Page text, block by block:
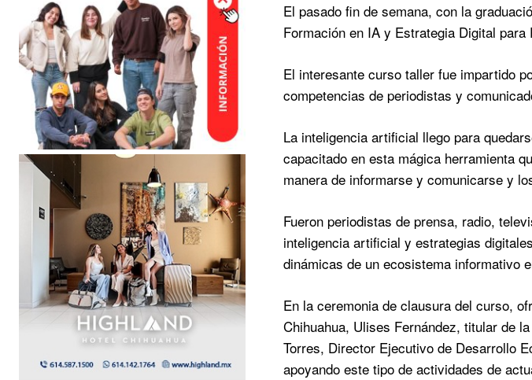
El pasado fin de semana, con la
Formación en IA y Estrategia Digital
El interesante curso taller fue impartido
competencias de periodistas y
La inteligencia artificial llego para
capacitado en esta mágica herramienta
manera de informarse y comunicarse y
Fueron periodistas de prensa, radio,
inteligencia artificial y estrategias
dinámicas de un ecosistema informativo
En la ceremonia de clausura del curso,
Chihuahua, Ulises Fernández, titular de la
Torres, Director Ejecutivo de Desarrollo
apoyando este tipo de actividades de